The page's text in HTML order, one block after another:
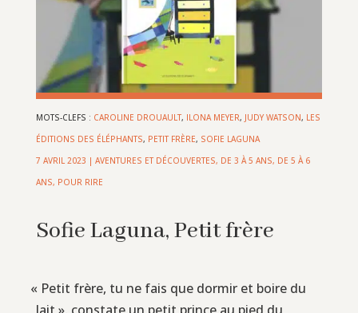
MOTS-CLEFS : CAROLINE DROUAULT, ILONA MEYER, JUDY WATSON, LES
ÉDITIONS DES ÉLÉPHANTS, PETIT FRÈRE, SOFIE LAGUNA
7 AVRIL 2023 | AVENTURES ET DÉCOUVERTES, DE 3 À 5 ANS, DE 5 À 6
ANS, POUR RIRE
Sofie Laguna, Petit frère
« Petit frère, tu ne fais que dormir et boire du